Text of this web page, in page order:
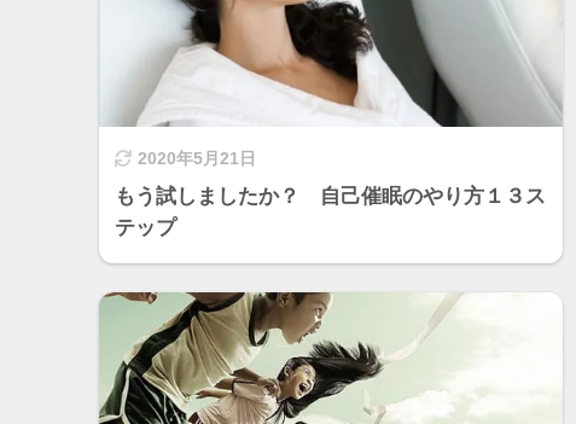
2020年5月21日
もう試しましたか？ 自己催眠のやり方１３ス
テップ